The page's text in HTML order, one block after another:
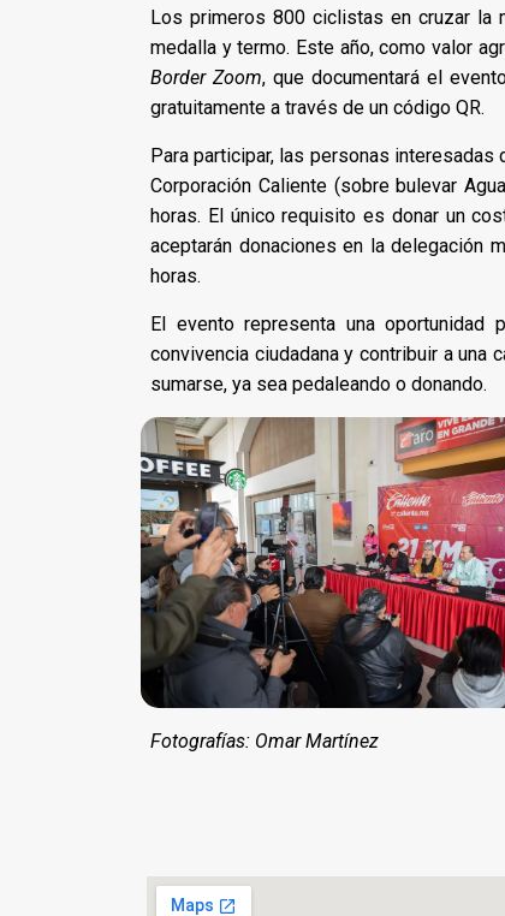
Los primeros 800 ciclistas en cruzar la
medalla y termo. Este año, como valor
Border Zoom, que documentará el
gratuitamente a través de un código QR.
Para participar, las personas
Corporación Caliente (sobre bulevar
horas. El único requisito es donar un
aceptarán donaciones en la delegación
horas.
El evento representa una
convivencia ciudadana y contribuir a una
sumarse, ya sea pedaleando o donando.
Fotografías: Omar Martínez